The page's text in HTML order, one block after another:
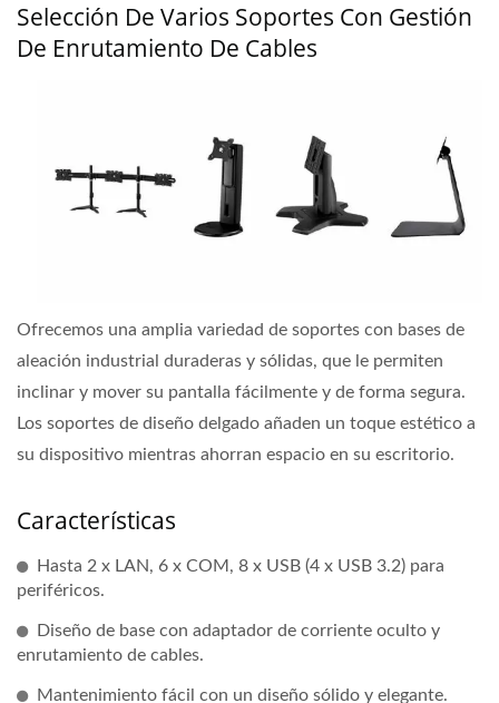
Selección De Varios Soportes Con Gestión
De Enrutamiento De Cables
Ofrecemos una amplia variedad de soportes con bases de
aleación industrial duraderas y sólidas, que le permiten
inclinar y mover su pantalla fácilmente y de forma segura.
Los soportes de diseño delgado añaden un toque estético a
su dispositivo mientras ahorran espacio en su escritorio.
Características
Hasta 2 x LAN, 6 x COM, 8 x USB (4 x USB 3.2) para
periféricos.
Diseño de base con adaptador de corriente oculto y
enrutamiento de cables.
Mantenimiento fácil con un diseño sólido y elegante.